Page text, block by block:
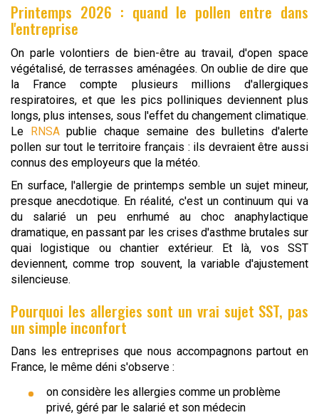
Printemps 2026 : quand le pollen entre dans
l'entreprise
On parle volontiers de bien-être au travail, d'open space
végétalisé, de terrasses aménagées. On oublie de dire que
la France compte plusieurs millions d'allergiques
respiratoires, et que les pics polliniques deviennent plus
longs, plus intenses, sous l'effet du changement climatique.
Le RNSApublie chaque semaine des bulletins d'alerte
pollen sur tout le territoire français : ils devraient être aussi
connus des employeurs que la météo.
En surface, l'allergie de printemps semble un sujet mineur,
presque anecdotique. En réalité, c'est un continuum qui va
du salarié un peu enrhumé au choc anaphylactique
dramatique, en passant par les crises d'asthme brutales sur
quai logistique ou chantier extérieur. Et là, vos SST
deviennent, comme trop souvent, la variable d'ajustement
silencieuse.
Pourquoi les allergies sont un vrai sujet SST, pas
un simple inconfort
Dans les entreprises que nous accompagnons partout en
France, le même déni s'observe :
on considère les allergies comme un problème
privé, géré par le salarié et son médecin